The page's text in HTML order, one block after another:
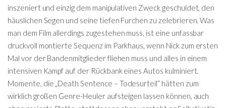
inszeniert und einzig dem manipulativen Zweck geschuldet, den
häuslichen Segen und seine tiefen Furchen zu zelebrieren. Was
man dem Film allerdings zugestehen muss, ist eine unfassbar
druckvoll montierte Sequenz im Parkhaus, wenn Nick zum ersten
Mal vor der Bandenmitglieder fliehen muss und alles in einem
intensiven Kampf auf der Rückbank eines Autos kulminiert.
Momente, die „Death Sentence – Todesurteil“ hätten zum
wirklich großen Genre-Heuler aufsteigen lassen können, auch